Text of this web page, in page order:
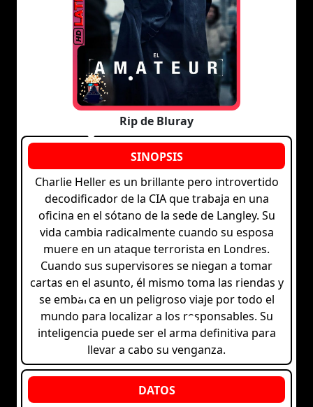
Rip de Bluray
Charlie Heller es un brillante pero introvertido
decodificador de la CIA que trabaja en una
oficina en el sótano de la sede de Langley. Su
vida cambia radicalmente cuando su esposa
muere en un ataque terrorista en Londres.
Cuando sus supervisores se niegan a tomar
cartas en el asunto, él mismo toma las riendas y
se embarca en un peligroso viaje por todo el
mundo para localizar a los responsables. Su
inteligencia puede ser el arma definitiva para
llevar a cabo su venganza.